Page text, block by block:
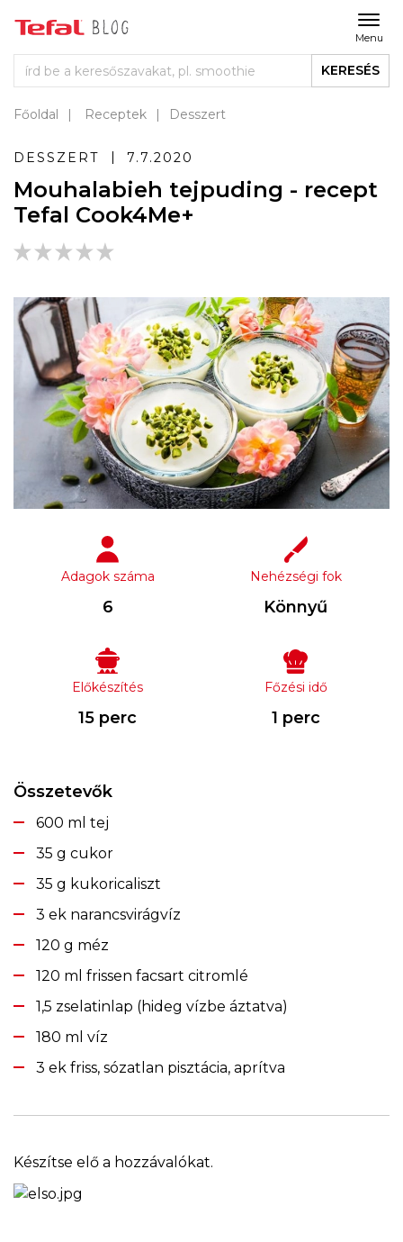
Menu
KERESÉS
Főoldal Receptek Desszert
DESSZERT 7.7.2020
Mouhalabieh tejpuding - recept
Tefal Cook4Me+
Adagok száma
6
Nehézségi fok
Könnyű
Előkészítés
15 perc
Főzési idő
1 perc
Összetevők
600 ml tej
35 g cukor
35 g kukoricaliszt
3 ek narancsvirágvíz
120 g méz
120 ml frissen facsart citromlé
1,5 zselatinlap (hideg vízbe áztatva)
180 ml víz
3 ek friss, sózatlan pisztácia, aprítva
Készítse elő a hozzávalókat.